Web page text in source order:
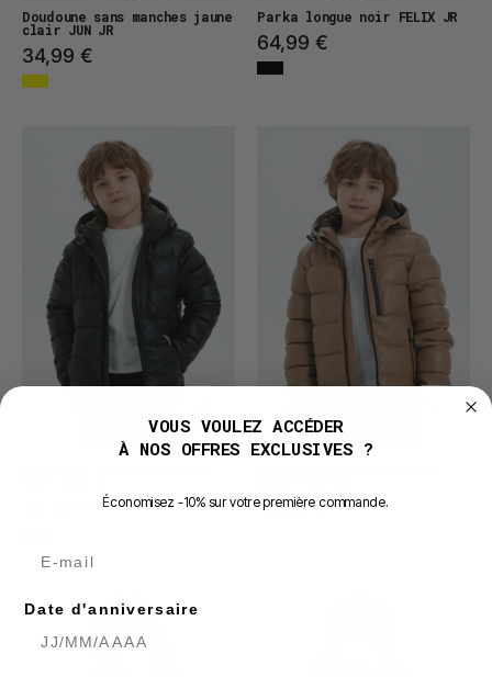
Doudoune sans manches jaune
clair JUN JR
34,99 €
Parka longue noir FELIX JR
64,99 €
en
tissu
enduit
MIN
JR
Doudoune
en
tissu
enduit
MIN
JR
49,99 €
sans
manches
VOUS VOULEZ ACCÉDER
À NOS OFFRES EXCLUSIVES ?
Économisez -10% sur votre première commande.
Date d'anniversaire